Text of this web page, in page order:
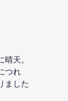
天。
つれ
ました